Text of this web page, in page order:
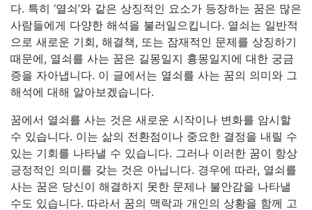
다. 특히 ‘열쇠’와 같은 상징적인 요소가 등장하는 꿈은 많은
사람들에게 다양한 해석을 불러일으킵니다. 열쇠는 일반적
으로 새로운 기회, 해결책, 또는 잠재적인 문제를 상징하기
때문에, 열쇠를 사는 꿈은 길몽일지 흉몽일지에 대한 궁금
증을 자아냅니다. 이 글에서는 열쇠를 사는 꿈의 의미와 그
해석에 대해 알아보겠습니다.
꿈에서 열쇠를 사는 것은 새로운 시작이나 변화를 암시할
수 있습니다. 이는 삶의 전환점이나 중요한 결정을 내릴 수
있는 기회를 나타낼 수 있습니다. 그러나 이러한 꿈이 항상
긍정적인 의미를 갖는 것은 아닙니다. 경우에 따라, 열쇠를
사는 꿈은 당신이 해결하지 못한 문제나 불안감을 나타낼
수도 있습니다. 따라서 꿈의 맥락과 개인의 상황을 함께 고